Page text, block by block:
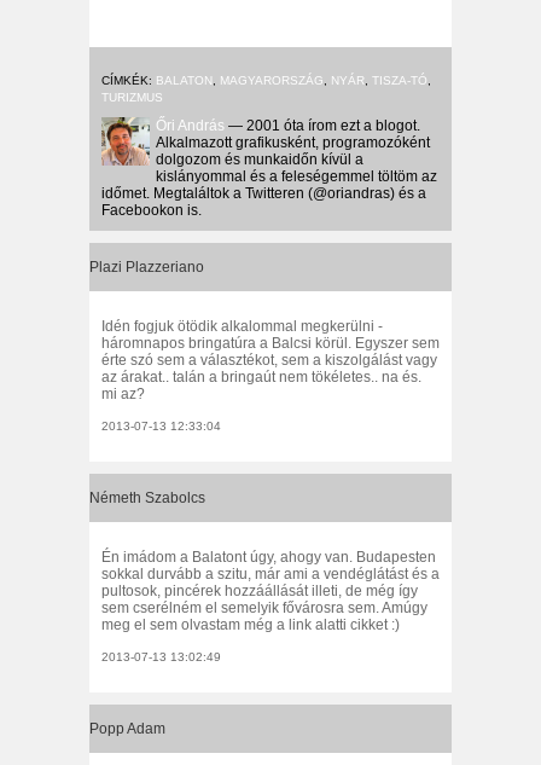
CÍMKÉK: BALATON, MAGYARORSZÁG, NYÁR, TISZA-TÓ,
TURIZMUS
Őri András — 2001 óta írom ezt a blogot.
Alkalmazott grafikusként, programozóként
dolgozom és munkaidőn kívül a
kislányommal és a feleségemmel töltöm az
időmet. Megtaláltok a Twitteren (@oriandras) és a
Facebookon is.
Plazi Plazzeriano
Idén fogjuk ötödik alkalommal megkerülni -
háromnapos bringatúra a Balcsi körül. Egyszer sem
érte szó sem a választékot, sem a kiszolgálást vagy
az árakat.. talán a bringaút nem tökéletes.. na és.
mi az?
2013-07-13 12:33:04
Németh Szabolcs
Én imádom a Balatont úgy, ahogy van. Budapesten
sokkal durvább a szitu, már ami a vendéglátást és a
pultosok, pincérek hozzáállását illeti, de még így
sem cserélném el semelyik fővárosra sem. Amúgy
meg el sem olvastam még a link alatti cikket :)
2013-07-13 13:02:49
Popp Adam